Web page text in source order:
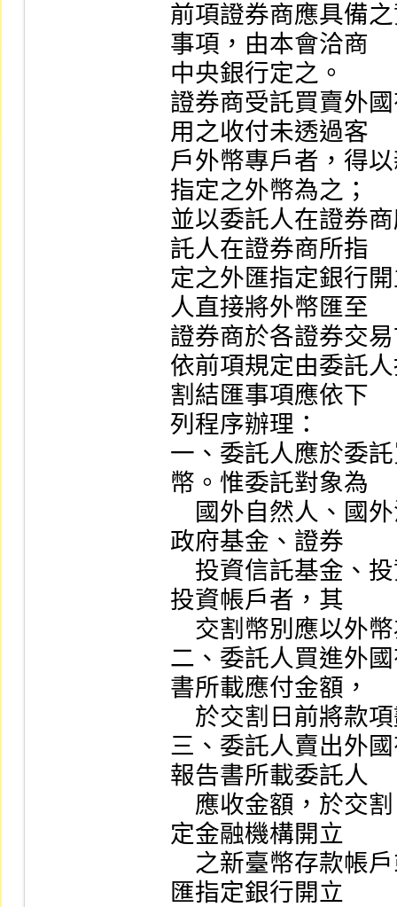
前項證券商應具備
事項，由本會洽商
中央銀行定之。
證券商受託買賣外
用之收付未透過客
戶外幣專戶者，得
指定之外幣為之；
並以委託人在證券
託人在證券商所指
定之外匯指定銀行
人直接將外幣匯至
證券商於各證券交
依前項規定由委託
割結匯事項應依下
列程序辦理：
一、委託人應於委
幣。惟委託對象為
政府基金、證券
投資帳戶者，其
二、委託人買進外
書所載應付金額，
三、委託人賣出外
報告書所載委託人
定金融機構開立
匯指定銀行開立